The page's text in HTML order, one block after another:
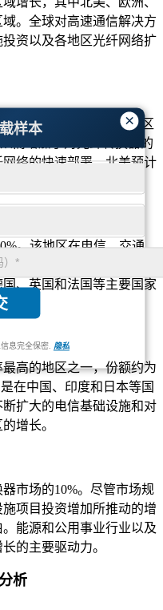
×
样本
息完全保密. 隐私
。全球对高速通信解决方
资以及各地区光纤网络扩
地位，约占40%。该地区
而增加了对光纤转换器的
络的快速部署，北美预计
。该地区在电信、交通
中光纤解决方案对于增强
、英国和法国等主要国家
高的地区之一，份额约为
在中国、印度和日本等国
扩大的电信基础设施和对
增长。
市场的10%。尽管市场规
项目投资增加所推动的增
能源和公用事业行业以及
的主要驱动力。
析